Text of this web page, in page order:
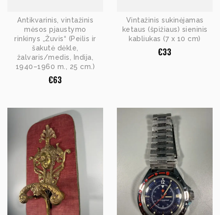
Antikvarinis, vintažinis
mėsos pjaustymo
rinkinys „Žuvis“ (Peilis ir
šakutė dėkle,
žalvaris/medis, Indija,
1940–1960 m., 25 cm.)
€63
Vintažinis sukinėjamas
ketaus (špižiaus) sieninis
kabliukas (7 x 10 cm)
€33